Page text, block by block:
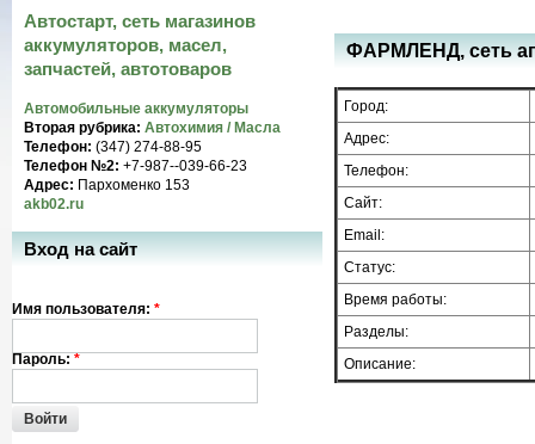
ФАРМЛЕНД, сеть
Город:
Адрес:
Телефон:
Сайт:
Email:
Статус:
Время работы:
Разделы:
Описание:
Автостарт, сеть магазинов
аккумуляторов, масел,
запчастей, автотоваров
Автомобильные аккумуляторы
Вторая рубрика: Автохимия / Масла
Телефон: (347) 274-88-95
Телефон №2: +7-987--039-66-23
Адрес: Пархоменко 153
akb02.ru
Вход на сайт
Имя пользователя: *
Пароль: *
Войти